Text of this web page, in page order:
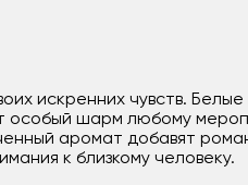
искренних чувств.
особый шарм любому
аромат добавят
к близкому человеку.